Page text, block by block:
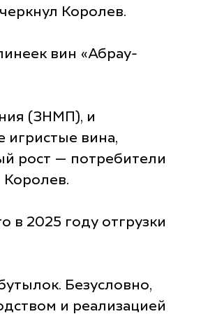
Королев.
вин «Абрау-
(ЗНМП), и
игристые вина,
рост — потребители
Королев.
в 2025 году отгрузки
Безусловно,
и реализацией